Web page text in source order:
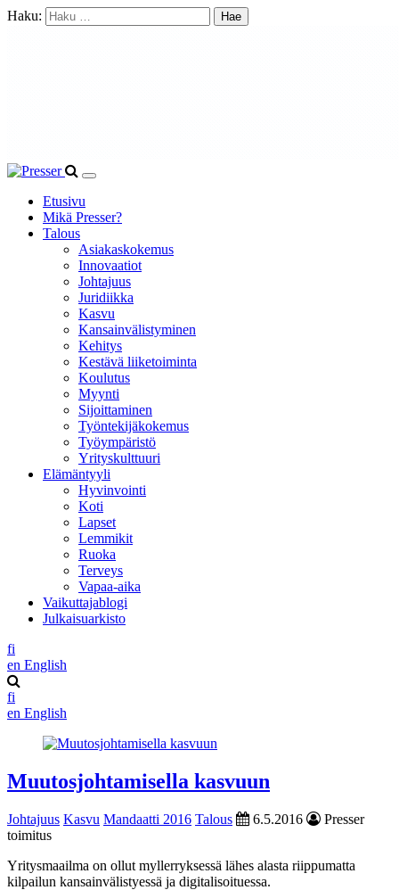
Haku:
Etusivu
Mikä Presser?
Talous
Asiakaskokemus
Innovaatiot
Johtajuus
Juridiikka
Kasvu
Kansainvälistyminen
Kehitys
Kestävä liiketoiminta
Koulutus
Myynti
Sijoittaminen
Työntekijäkokemus
Työympäristö
Yrityskulttuuri
Elämäntyyli
Hyvinvointi
Koti
Lapset
Lemmikit
Ruoka
Terveys
Vapaa-aika
Vaikuttajablogi
Julkaisuarkisto
fi
en English
fi
en English
Muutosjohtamisella kasvuun
Johtajuus Kasvu Mandaatti 2016 Talous 6.5.2016
Presser
toimitus
Yritysmaailma on ollut myllerryksessä lähes alasta riippumatta
kilpailun kansainvälistyessä ja digitalisoituessa.